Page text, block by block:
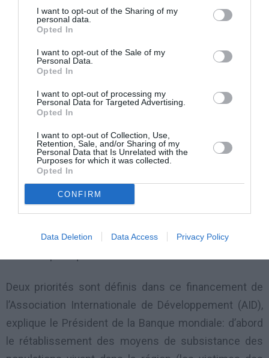
I want to opt-out of the Sharing of my
personal data.
Opted In
I want to opt-out of the Sale of my
Personal Data.
Opted In
I want to opt-out of processing my
Personal Data for Targeted Advertising.
Opted In
I want to opt-out of Collection, Use,
Retention, Sale, and/or Sharing of my
Personal Data that Is Unrelated with the
Purposes for which it was collected.
Opted In
CONFIRM
Data Deletion Data Access Privacy Policy
– 340 millions USD pour la réalisation des projets
hydroélectriques «Rusume falls» d’une puissance de
80 Mw au profit du Burundi, du Rwanda, et la Tanzanie;
hydroélectriques «Ruzizi» et «Ruzizi II», de même que
le financement de « Ruzizi III » qui alimentera en
électricité le Rwanda, le Burundi et la RDC;
– 345 millions USD pour la construction des routes en
RDC (Nord et sud Kivu) et pour l’amélioration des
infrastructures le long de la frontière Rwanda-RDC;
– 1 million USD pour le financement des laboratoires
Deux priorités sont définis dans ce financement de
l’Association Internationale de Développement (AID),
explique le Président de la Banque mondiale: d’abord
le rétablissement des moyens de subsistance des